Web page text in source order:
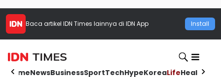
Baca artikel IDN Times lainnya di IDN App Install
HomeNewsBusinessSportTechHypeKoreaLifeHealth